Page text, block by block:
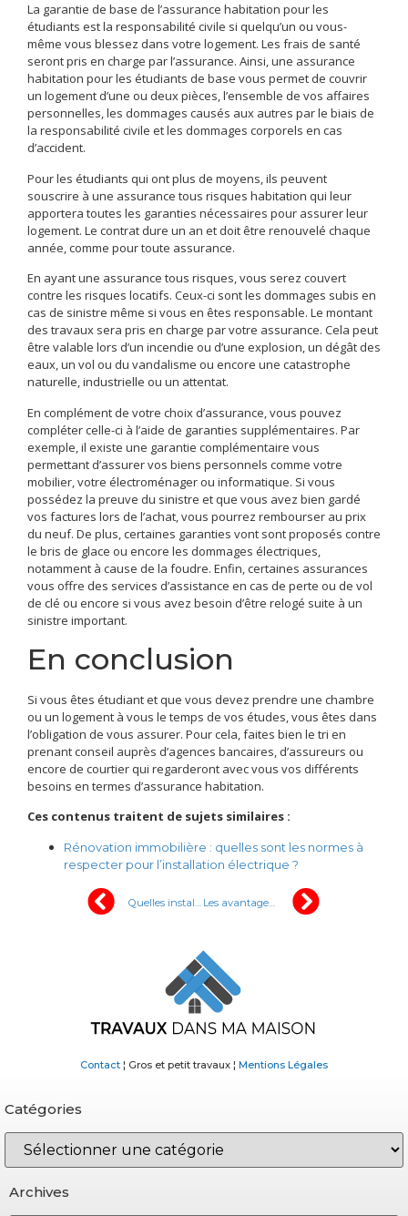
La garantie de base de l’assurance habitation pour les
étudiants est la responsabilité civile si quelqu’un ou vous-
même vous blessez dans votre logement. Les frais de santé
seront pris en charge par l’assurance. Ainsi, une assurance
habitation pour les étudiants de base vous permet de couvrir
un logement d’une ou deux pièces, l’ensemble de vos affaires
personnelles, les dommages causés aux autres par le biais de
la responsabilité civile et les dommages corporels en cas
d’accident.
Pour les étudiants qui ont plus de moyens, ils peuvent
souscrire à une assurance tous risques habitation qui leur
apportera toutes les garanties nécessaires pour assurer leur
logement. Le contrat dure un an et doit être renouvelé chaque
année, comme pour toute assurance.
En ayant une assurance tous risques, vous serez couvert
contre les risques locatifs. Ceux-ci sont les dommages subis en
cas de sinistre même si vous en êtes responsable. Le montant
des travaux sera pris en charge par votre assurance. Cela peut
être valable lors d’un incendie ou d’une explosion, un dégât des
eaux, un vol ou du vandalisme ou encore une catastrophe
naturelle, industrielle ou un attentat.
En complément de votre choix d’assurance, vous pouvez
compléter celle-ci à l’aide de garanties supplémentaires. Par
exemple, il existe une garantie complémentaire vous
permettant d’assurer vos biens personnels comme votre
mobilier, votre électroménager ou informatique. Si vous
possédez la preuve du sinistre et que vous avez bien gardé
vos factures lors de l’achat, vous pourrez rembourser au prix
du neuf. De plus, certaines garanties vont sont proposés contre
le bris de glace ou encore les dommages électriques,
notamment à cause de la foudre. Enfin, certaines assurances
vous offre des services d’assistance en cas de perte ou de vol
de clé ou encore si vous avez besoin d’être relogé suite à un
sinistre important.
En conclusion
Si vous êtes étudiant et que vous devez prendre une chambre
ou un logement à vous le temps de vos études, vous êtes dans
l’obligation de vous assurer. Pour cela, faites bien le tri en
prenant conseil auprès d’agences bancaires, d’assureurs ou
encore de courtier qui regarderont avec vous vos différents
besoins en termes d’assurance habitation.
Ces contenus traitent de sujets similaires :
Rénovation immobilière : quelles sont les normes à
respecter pour l’installation électrique ?
Quelles installations pour une maison plus ecologique ? Les avantages du parquet en bambou
Contact ¦ Gros et petit travaux ¦ Mentions Légales
Catégories
Archives